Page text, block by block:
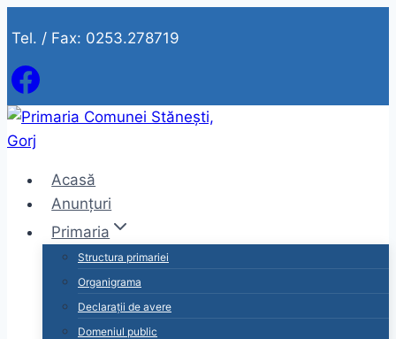
to
content
Tel. / Fax: 0253.278719
Acasă
Anunțuri
Primaria
Structura primariei
Organigrama
Declarații de avere
Domeniul public